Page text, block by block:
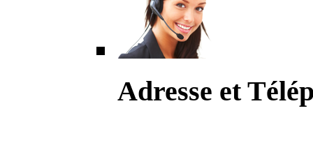
Adresse et